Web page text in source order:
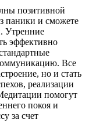
позитивной
паники и сможете
Утренние
эффективно
Все
но и стать
реализации
помогут
покоя и
за счет